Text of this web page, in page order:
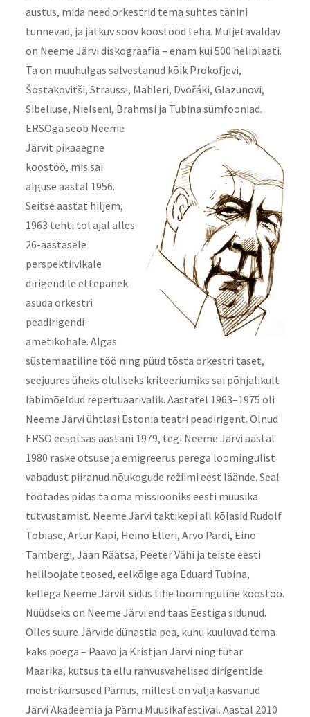
austus, mida need orkestrid tema suhtes tänini
tunnevad, ja jätkuv soov koostööd teha. Muljetavaldav
on Neeme Järvi diskograafia – enam kui 500 heliplaati.
Ta on muuhulgas salvestanud kõik Prokofjevi,
Šostakovitši, Straussi, Mahleri, Dvořáki, Glazunovi,
Sibeliuse, Nielseni, Brahmsi ja Tubina sümfooniad.
ERSOga seob Neeme
Järvit pikaaegne
koostöö, mis sai
alguse aastal 1956.
Seitse aastat hiljem,
1963 tehti tol ajal alles
26-aastasele
perspektiivikale
dirigendile ettepanek
asuda orkestri
peadirigendi
ametikohale. Algas
süstemaatiline töö ning püüd tõsta orkestri taset,
seejuures üheks oluliseks kriteeriumiks sai põhjalikult
läbimõeldud repertuaarivalik. Aastatel 1963–1975 oli
Neeme Järvi ühtlasi Estonia teatri peadirigent. Olnud
ERSO eesotsas aastani 1979, tegi Neeme Järvi aastal
1980 raske otsuse ja emigreerus perega loomingulist
vabadust piiranud nõukogude režiimi eest läände. Seal
töötades pidas ta oma missiooniks eesti muusika
tutvustamist. Neeme Järvi taktikepi all kõlasid Rudolf
Tobiase, Artur Kapi, Heino Elleri, Arvo Pärdi, Eino
Tambergi, Jaan Räätsa, Peeter Vähi ja teiste eesti
heliloojate teosed, eelkõige aga Eduard Tubina,
kellega Neeme Järvit sidus tihe loominguline koostöö.
Nüüdseks on Neeme Järvi end taas Eestiga sidunud.
Olles suure Järvide dünastia pea, kuhu kuuluvad tema
kaks poega – Paavo ja Kristjan Järvi ning tütar
Maarika, kutsus ta ellu rahvusvahelised dirigentide
meistrikursused Pärnus, millest on välja kasvanud
Järvi Akadeemia ja Pärnu Muusikafestival. Aastal 2010